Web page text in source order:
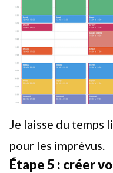
Je laisse du temps
pour les imprévus.
Étape 5 : créer